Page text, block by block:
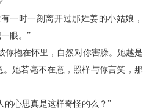
时一刻离开过那姓姜的小姑娘，
眼。”
抱在怀里，自然对你害臊。她越是
她若毫不在意，照样与你言笑，那
心思真是这样奇怪的么？”